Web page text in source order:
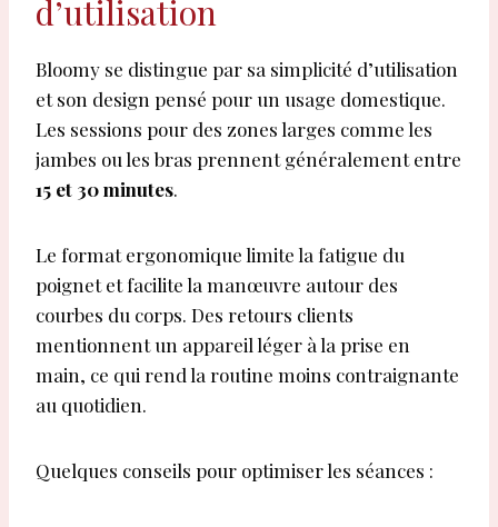
d’utilisation
Bloomy se distingue par sa simplicité d’utilisation
et son design pensé pour un usage domestique.
Les sessions pour des zones larges comme les
jambes ou les bras prennent généralement entre
15 et 30 minutes.
Le format ergonomique limite la fatigue du
poignet et facilite la manœuvre autour des
courbes du corps. Des retours clients
mentionnent un appareil léger à la prise en
main, ce qui rend la routine moins contraignante
au quotidien.
Quelques conseils pour optimiser les séances :